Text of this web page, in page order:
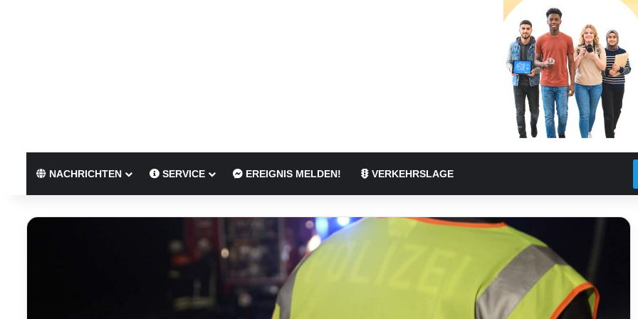
NACHRICHTEN SERVICE EREIGNIS MELDEN! VERKEHRSLAGE